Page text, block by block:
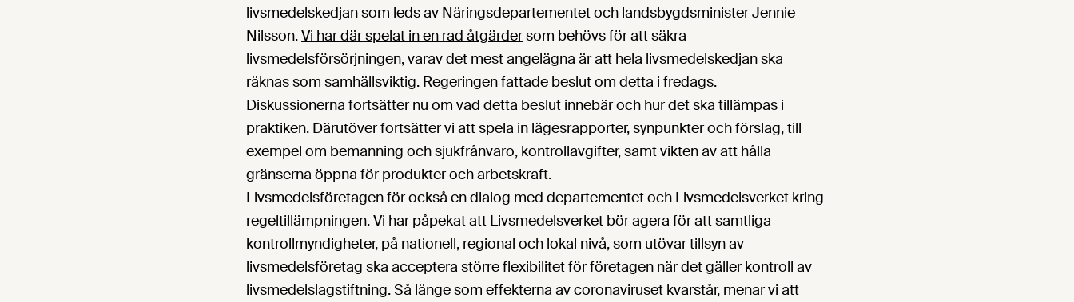
livsmedelskedjan som leds av Näringsdepartementet och landsbygdsminister Jennie
Nilsson.Vi har där spelat in en rad åtgärdersom behövs för att säkra
livsmedelsförsörjningen, varav det mest angelägna är att hela livsmedelskedjan ska
räknas som samhällsviktig. Regeringenfattade beslut om detta i fredags.
Diskussionerna fortsätter nu om vad detta beslut innebär och hur det ska tillämpas i
praktiken. Därutöver fortsätter vi att spela in lägesrapporter, synpunkter och förslag, till
exempel om bemanning och sjukfrånvaro, kontrollavgifter, samt vikten av att hålla
gränserna öppna för produkter och arbetskraft.
Livsmedelsföretagen för också en dialog med departementet och Livsmedelsverket kring
regeltillämpningen. Vi har påpekat att Livsmedelsverket bör agera för att samtliga
kontrollmyndigheter, på nationell, regional och lokal nivå, som utövar tillsyn av
livsmedelsföretag ska acceptera större flexibilitet för företagen när det gäller kontroll av
livsmedelslagstiftning. Så länge som effekterna av coronaviruset kvarstår, menar vi att